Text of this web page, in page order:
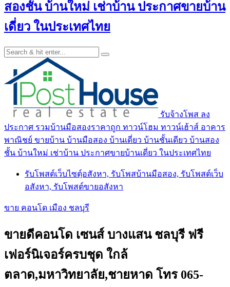
สองชั้น บ้านใหม่ เช่าบ้าน ประกาศขายบ้าน
เดี่ยว ในประเทศไทย
รับจ้างโพส ลง
ประกาศ รวมบ้านมือสองราคาถูก ทาวน์โฮม ทาวน์เฮ้าส์ อาคาร
พาณิชย์ ขายบ้าน บ้านมือสอง บ้านเดี่ยว บ้านชั้นเดียว บ้านสอง
ชั้น บ้านใหม่ เช่าบ้าน ประกาศขายบ้านเดี่ยว ในประเทศไทย
รับโพสต์เว็บไซตฺ์อสังหา, รับโพสบ้านมือสอง, รับโพสต์เว็บ
อสังหา, รับโพสต์ขายอสังหา
ขาย คอนโด เมือง ชลบุรี
ขายดีคอนโด เซนส์ บางแสน ชลบุรี ฟรี
เฟอร์นิเจอร์ครบชุด ใกล้
ตลาด,มหาวิทยาลัย,ชายหาด โทร 065-